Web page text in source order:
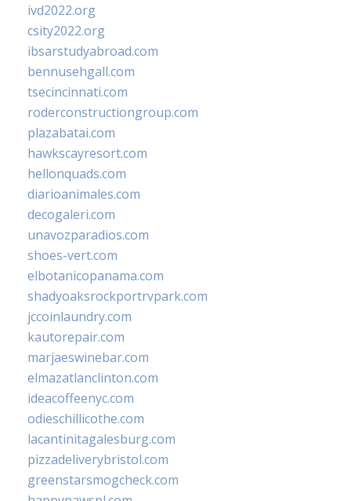
ivd2022.org
csity2022.org
ibsarstudyabroad.com
bennusehgall.com
tsecincinnati.com
roderconstructiongroup.com
plazabatai.com
hawkscayresort.com
hellonquads.com
diarioanimales.com
decogaleri.com
unavozparadios.com
shoes-vert.com
elbotanicopanama.com
shadyoaksrockportrvpark.com
jccoinlaundry.com
kautorepair.com
marjaeswinebar.com
elmazatlanclinton.com
ideacoffeenyc.com
odieschillicothe.com
lacantinitagalesburg.com
pizzadeliverybristol.com
greenstarsmogcheck.com